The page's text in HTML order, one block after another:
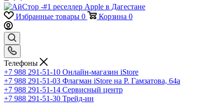
Избранные товары 0 Корзина 0
Телефоны
+7 988 291-51-10 Онлайн-магазин iStore
+7 988 291-51-03 Флагман iStore на Р. Гамзатова, 64а
+7 988 291-51-14 Сервисный центр
+7 988 291-51-30 Трейд-ин